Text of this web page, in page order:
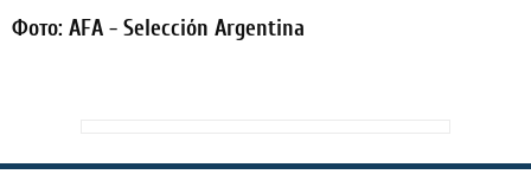
Фото: AFA - Selección Argentina